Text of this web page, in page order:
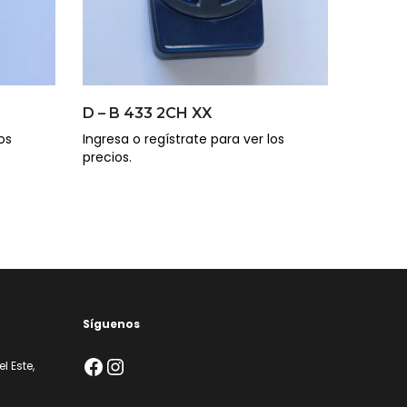
D – B 433 2CH XX
Ingresa o regístrate para ver los
precios.
Este,
Síguenos
Facebook
Instagram